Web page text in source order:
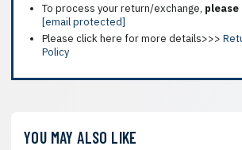
To process your return/exchange,
[email protected]
Please click here for more details>>>
Policy
YOU MAY ALSO LIKE